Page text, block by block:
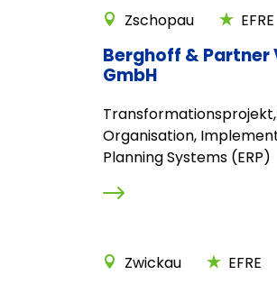
Zschopau EFRE
Berghoff &
GmbH
Organisation,
Planning Systems (ERP)
Zwickau EFRE